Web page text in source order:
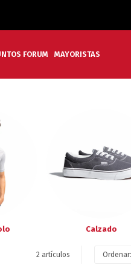
FORUM MAYORISTAS
Calzado
2 artículos